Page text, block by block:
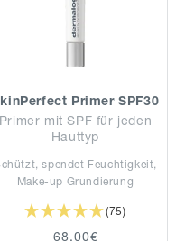
Primer SPF30
Primer mit SPF für jeden
Hauttyp
spendet Feuchtigkeit,
Make-up Grundierung
(75)
Normaler
68,00€